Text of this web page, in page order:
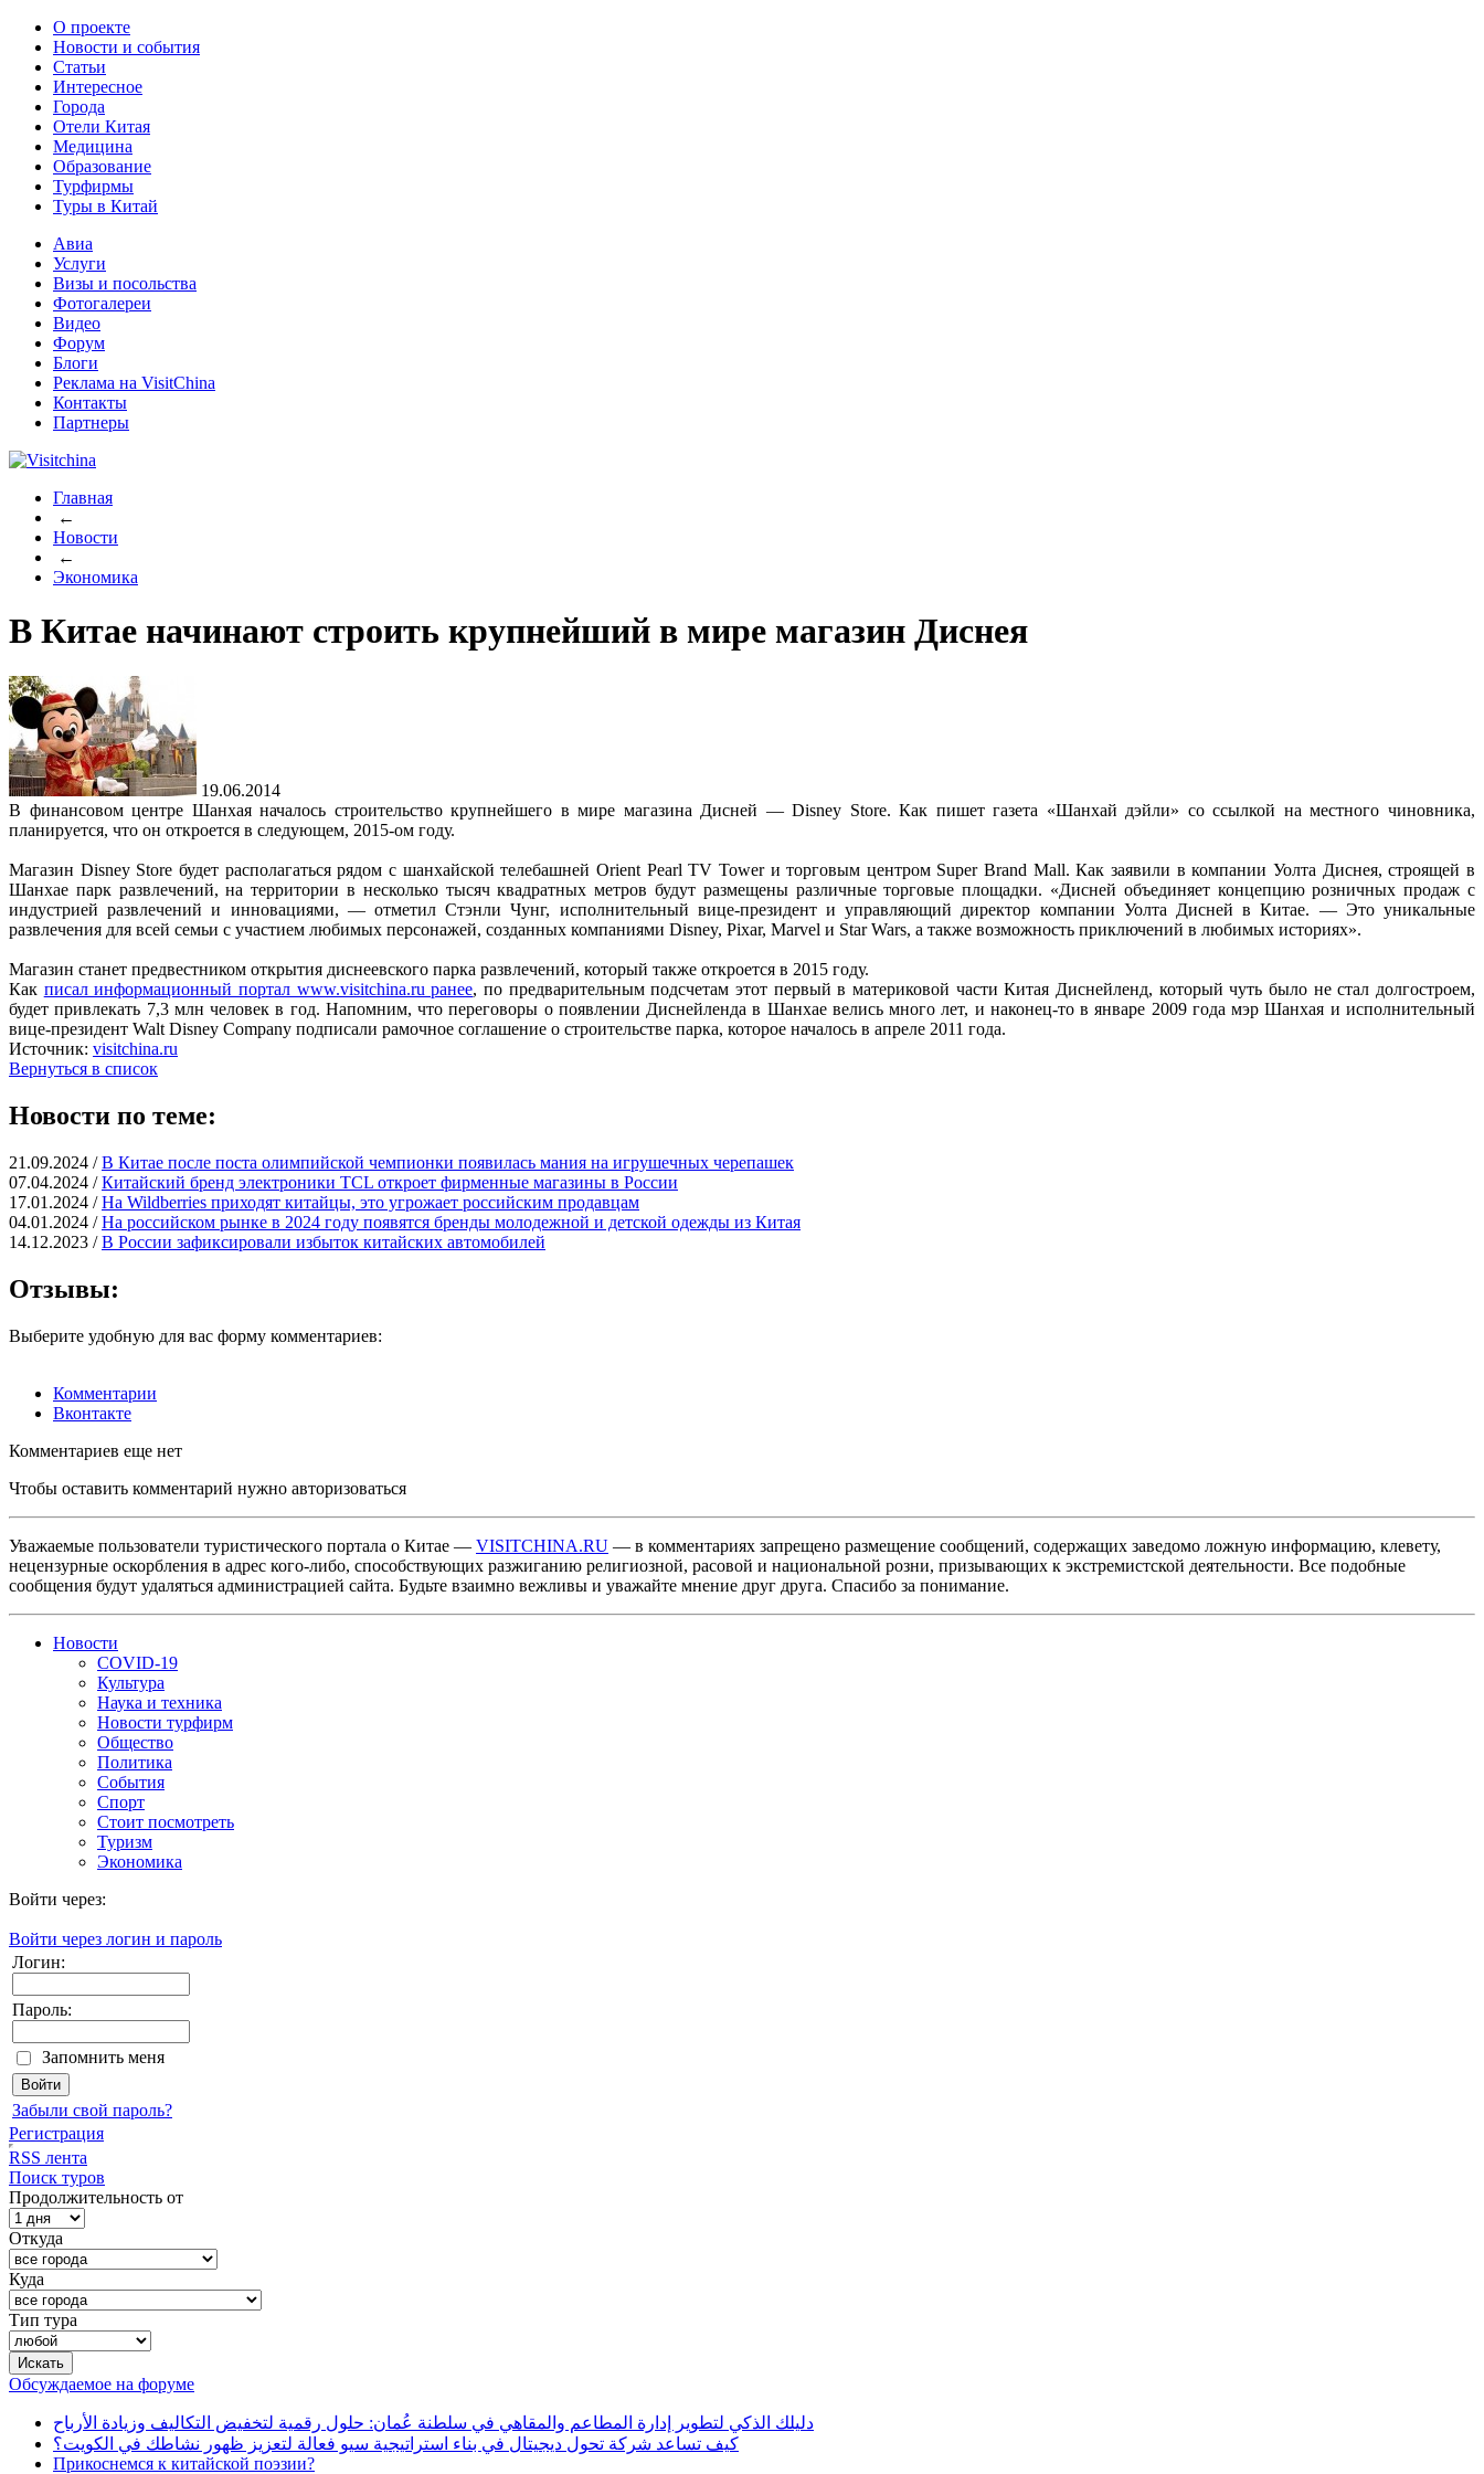
О проекте
Новости и события
Статьи
Интересное
Города
Отели Китая
Медицина
Образование
Турфирмы
Туры в Китай
Авиа
Услуги
Визы и посольства
Фотогалереи
Видео
Форум
Блоги
Реклама на VisitChina
Контакты
Партнеры
Главная
←
Новости
←
Экономика
В Китае начинают строить крупнейший в мире магазин Диснея
19.06.2014
В финансовом центре Шанхая началось строительство крупнейшего в мире магазина Дисней — Disney Store. Как пишет газета «Шанхай дэйли» со ссылкой на местного чиновника,
планируется, что он откроется в следующем, 2015-ом году.
Магазин Disney Store будет располагаться рядом с шанхайской телебашней Orient Pearl TV Tower и торговым центром Super Brand Mall. Как заявили в компании Уолта Диснея, строящей в
Шанхае парк развлечений, на территории в несколько тысяч квадратных метров будут размещены различные торговые площадки. «Дисней объединяет концепцию розничных продаж с
индустрией развлечений и инновациями, — отметил Стэнли Чунг, исполнительный вице-президент и управляющий директор компании Уолта Дисней в Китае. — Это уникальные
развлечения для всей семьи с участием любимых персонажей, созданных компаниями Disney, Pixar, Marvel и Star Wars, а также возможность приключений в любимых историях».
Магазин станет предвестником открытия диснеевского парка развлечений, который также откроется в 2015 году.
Как писал информационный портал www.visitchina.ru ранее, по предварительным подсчетам этот первый в материковой части Китая Диснейленд, который чуть было не стал долгостроем,
будет привлекать 7,3 млн человек в год. Напомним, что переговоры о появлении Диснейленда в Шанхае велись много лет, и наконец-то в январе 2009 года мэр Шанхая и исполнительный
вице-президент Walt Disney Company подписали рамочное соглашение о строительстве парка, которое началось в апреле 2011 года.
Источник: visitchina.ru
Вернуться в список
Новости по теме:
21.09.2024 /В Китае после поста олимпийской чемпионки появилась мания на игрушечных черепашек
07.04.2024 /Китайский бренд электроники TCL откроет фирменные магазины в России
17.01.2024 /На Wildberries приходят китайцы, это угрожает российским продавцам
04.01.2024 /На российском рынке в 2024 году появятся бренды молодежной и детской одежды из Китая
14.12.2023 /В России зафиксировали избыток китайских автомобилей
Отзывы:
Выберите удобную для вас форму комментариев:
Комментарии
Вконтакте
Комментариев еще нет
Чтобы оставить комментарий нужно авторизоваться
Уважаемые пользователи туристического портала о Китае — VISITCHINA.RU — в комментариях запрещено размещение сообщений, содержащих заведомо ложную информацию, клевету,
нецензурные оскорбления в адрес кого-либо, способствующих разжиганию религиозной, расовой и национальной розни, призывающих к экстремистской деятельности. Все подобные
сообщения будут удаляться администрацией сайта. Будьте взаимно вежливы и уважайте мнение друг друга. Спасибо за понимание.
Новости
COVID-19
Культура
Наука и техника
Новости турфирм
Общество
Политика
События
Спорт
Стоит посмотреть
Туризм
Экономика
Войти через:
Войти через логин и пароль
Логин:
Пароль:
Запомнить меня
Забыли свой пароль?
Регистрация
RSS лента
Поиск туров
Продолжительность от
Откуда
Куда
Тип тура
Обсуждаемое на форуме
دليلك الذكي لتطوير إدارة المطاعم والمقاهي في سلطنة عُمان: حلول رقمية لتخفيض التكاليف وزيادة الأرباح
كيف تساعد شركة تحول ديجيتال في بناء استراتيجية سيو فعالة لتعزيز ظهور نشاطك في الكويت؟
Прикоснемся к китайской поэзии?